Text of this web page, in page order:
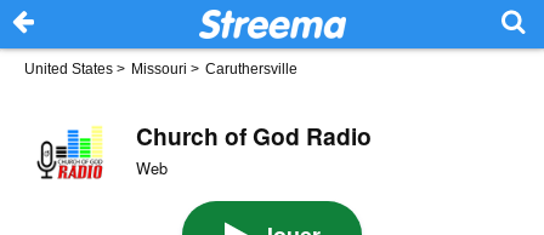
United States > Missouri > Caruthersville
Church of God Radio
Web